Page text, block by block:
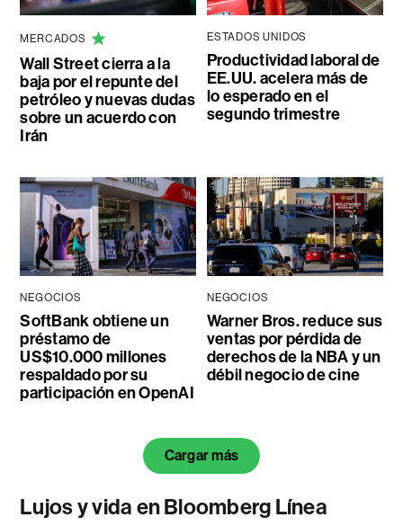
MERCADOS
Wall Street cierra a la
baja por el repunte del
petróleo y nuevas dudas
sobre un acuerdo con
Irán
ESTADOS UNIDOS
Productividad laboral de
EE.UU. acelera más de
lo esperado en el
segundo trimestre
NEGOCIOS
SoftBank obtiene un
préstamo de
US$10.000 millones
respaldado por su
participación en OpenAI
NEGOCIOS
Warner Bros. reduce sus
ventas por pérdida de
derechos de la NBA y un
débil negocio de cine
Cargar más
Lujos y vida en Bloomberg Línea